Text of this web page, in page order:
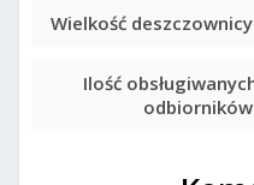
Wielkość
Ilość